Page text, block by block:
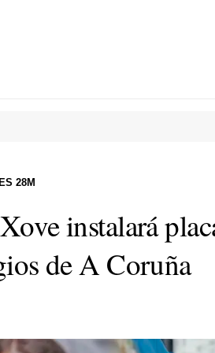
instalará
de A Coruña
28M